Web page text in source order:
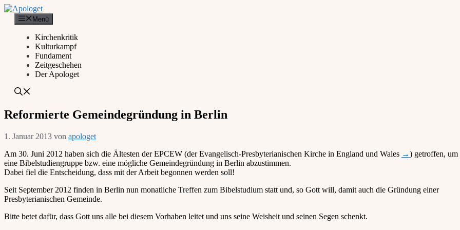
Zum
Inhalt
springen
Menü
Kirchenkritik
Kulturkampf
Fundament
Zeitgeschehen
Der Apologet
Reformierte Gemeindegründung in Berlin
1. Januar 2013 von apologet
Am 30. Juni 2012 haben sich die Ältesten der EPCEW (der Evangelisch-Presbyterianischen Kirche in England und Wales →) getroffen, um
eine Bibelstudiengruppe bzw. eine mögliche Gemeindegründung in Berlin abzustimmen.
Dabei fiel die Entscheidung, dass mit der Arbeit begonnen werden soll!
Seit September 2012 finden in Berlin nun monatliche Treffen zum Bibelstudium statt und, so Gott will, damit auch die Gründung einer
Presbyterianischen Gemeinde.
Bitte betet dafür, dass Gott uns alle bei diesem Vorhaben leitet und uns seine Weisheit und seinen Segen schenkt.